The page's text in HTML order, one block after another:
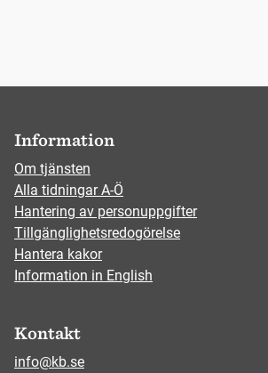
Information
Om tjänsten
Alla tidningar A-Ö
Hantering av personuppgifter
Tillgänglighetsredogörelse
Hantera kakor
Information in English
Kontakt
info@kb.se